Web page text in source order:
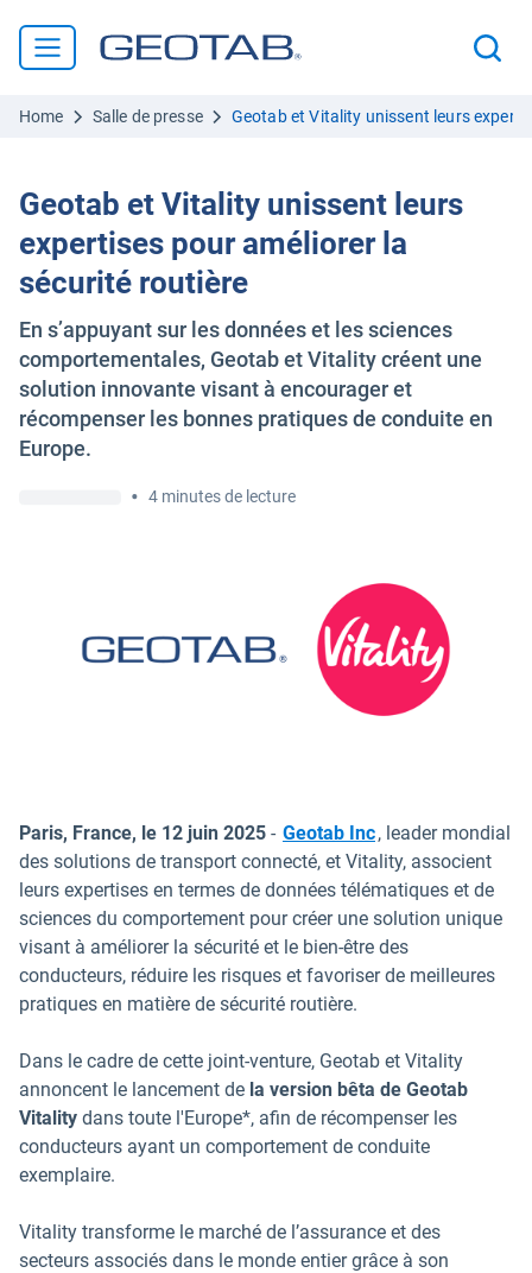
Home Salle de presse Geotab et Vitality unissent leurs
Geotab et Vitality unissent leurs
expertises pour améliorer la
sécurité routière
En s’appuyant sur les données et les sciences
comportementales, Geotab et Vitality créent une
solution innovante visant à encourager et
récompenser les bonnes pratiques de conduite en
Europe.
• 4 minutes de lecture
Paris, France, le 12 juin 2025 - Geotab Inc, leader mondial
des solutions de transport connecté, et Vitality, associent
leurs expertises en termes de données télématiques et de
sciences du comportement pour créer une solution unique
visant à améliorer la sécurité et le bien-être des
conducteurs, réduire les risques et favoriser de meilleures
pratiques en matière de sécurité routière.
Dans le cadre de cette joint-venture, Geotab et Vitality
annoncent le lancement de la version bêta de Geotab
Vitality dans toute l'Europe*, afin de récompenser les
conducteurs ayant un comportement de conduite
exemplaire.
Vitality transforme le marché de l’assurance et des
secteurs associés dans le monde entier grâce à son